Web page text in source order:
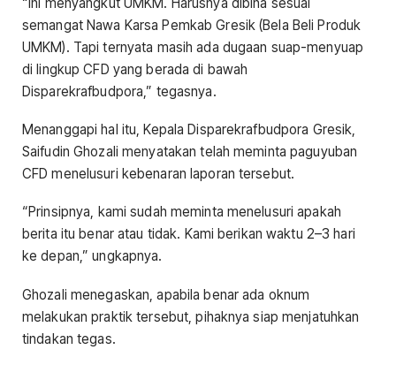
semangat Nawa Karsa Pemkab Gresik (Bela Beli Produk
UMKM). Tapi ternyata masih ada dugaan suap-menyuap
di lingkup CFD yang berada di bawah
Disparekrafbudpora,” tegasnya.
Menanggapi hal itu, Kepala Disparekrafbudpora Gresik,
Saifudin Ghozali menyatakan telah meminta paguyuban
CFD menelusuri kebenaran laporan tersebut.
“Prinsipnya, kami sudah meminta menelusuri apakah
berita itu benar atau tidak. Kami berikan waktu 2–3 hari
ke depan,” ungkapnya.
Ghozali menegaskan, apabila benar ada oknum
melakukan praktik tersebut, pihaknya siap menjatuhkan
tindakan tegas.